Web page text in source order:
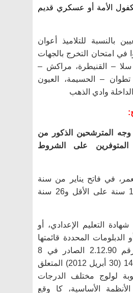
الأمة أو عسكري قديم
بالنسبة للتلاميذ أعوان
في امتحان التخرج بالجهات
– سلا – القنيطرة، مراكش –
– الحسيمة، العيون
وادي الذهب
وجه المترشحين الذكور من
المتوفرين على الشروط
في فاتح يناير من سنة
إجراء المباراة، 18 سنة على الأقل و26 سنة
التعليم الإعدادي، أو
الدبلومات المحددة قائمتها
طبقا للمرسوم رقم 2.12.90 الصادر في 8
جمادى الآخرة 1433 (30 أبريل 2012) المتعلق
لولوج مختلف الدرجات
الأساسية، كا وقع